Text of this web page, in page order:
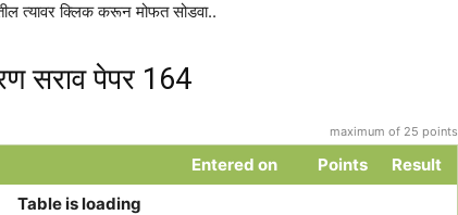
त्यावर क्लिक करून मोफत सोडवा..
सराव पेपर 164
maximum of 25 points
Entered on Points
Result
Table is loading